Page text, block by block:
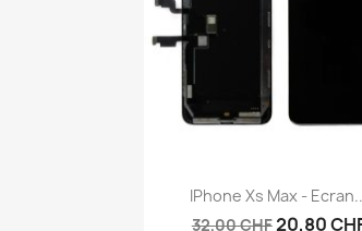
Aperçu rapide
IPhone Xs Max -
32,00 CHF20,80